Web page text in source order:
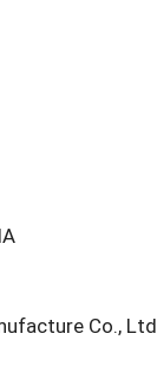
Co., Ltd